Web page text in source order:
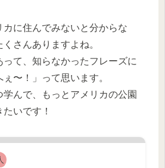
カに住んでみないと分からな
さんありますよね。
って、知らなかったフレーズに
〜！」って思います。
学んで、もっとアメリカの公園
いです！